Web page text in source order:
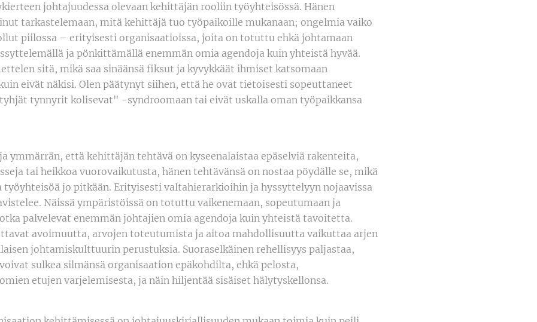
johtajuudessa olevaan kehittäjän rooliin työyhteisössä. Hänen
tarkastelemaan, mitä kehittäjä tuo työpaikoille mukanaan; ongelmia vaiko
piilossa – erityisesti organisaatioissa, joita on totuttu ehkä johtamaan
ja pönkittämällä enemmän omia agendoja kuin yhteistä hyvää.
sitä, mikä saa sinäänsä fiksut ja kyvykkäät ihmiset katsomaan
eivät näkisi. Olen päätynyt siihen, että he ovat tietoisesti sopeuttaneet
tynnyrit kolisevat" -syndroomaan tai eivät uskalla oman työpaikkansa
ymmärrän, että kehittäjän tehtävä on kyseenalaistaa epäselviä rakenteita,
tai heikkoa vuorovaikutusta, hänen tehtävänsä on nostaa pöydälle se, mikä
jo pitkään. Erityisesti valtahierarkioihin ja hyssyttelyyn nojaavissa
Näissä ympäristöissä on totuttu vaikenemaan, sopeutumaan ja
palvelevat enemmän johtajien omia agendoja kuin yhteistä tavoitetta.
avoimuutta, arvojen toteutumista ja aitoa mahdollisuutta vaikuttaa arjen
johtamiskulttuurin perustuksia. Suoraselkäinen rehellisyys paljastaa,
sulkea silmänsä organisaation epäkohdilta, ehkä pelosta,
etujen varjelemisesta, ja näin hiljentää sisäiset hälytyskellonsa.